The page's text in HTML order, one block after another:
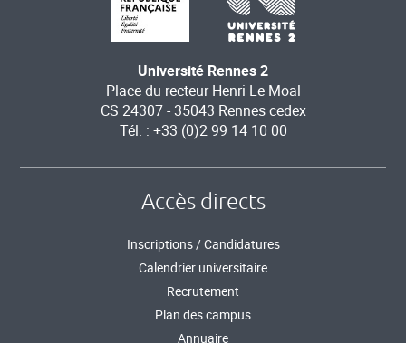
Université Rennes 2
Place du recteur Henri Le Moal
CS 24307 - 35043 Rennes cedex
Tél. : +33 (0)2 99 14 10 00
Accès directs
Inscriptions / Candidatures
Calendrier universitaire
Recrutement
Plan des campus
Annuaire